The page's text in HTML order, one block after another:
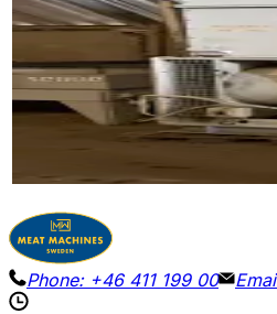
ID NR3191
418 x 147 x 279 cm (LxWxH)
Condenseur évaporatif
en fonctionnement : 2240 kg
Voir les détails
Demander le prix
Phone: +46 411 199 00